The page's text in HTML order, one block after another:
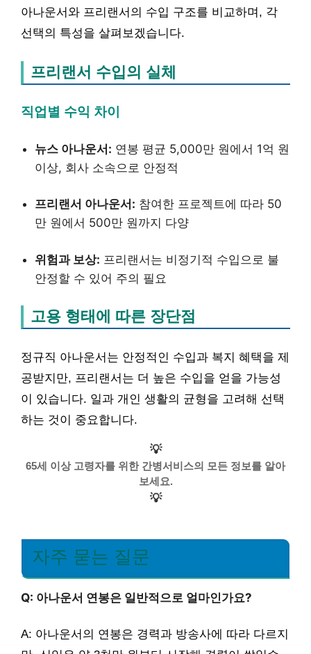
아나운서와 프리랜서의 수입 구조를 비교하며, 각
선택의 특성을 살펴보겠습니다.
프리랜서 수입의 실체
직업별 수익 차이
뉴스 아나운서: 연봉 평균 5,000만 원에서 1억 원
이상, 회사 소속으로 안정적
프리랜서 아나운서: 참여한 프로젝트에 따라 50
만 원에서 500만 원까지 다양
위험과 보상: 프리랜서는 비정기적 수입으로 불
안정할 수 있어 주의 필요
고용 형태에 따른 장단점
정규직 아나운서는 안정적인 수입과 복지 혜택을 제
공받지만, 프리랜서는 더 높은 수입을 얻을 가능성
이 있습니다. 일과 개인 생활의 균형을 고려해 선택
하는 것이 중요합니다.
💡
65세 이상 고령자를 위한 간병서비스의 모든 정보를 알아
보세요.
💡
자주 묻는 질문
Q: 아나운서 연봉은 일반적으로 얼마인가요?
A: 아나운서의 연봉은 경력과 방송사에 따라 다르지